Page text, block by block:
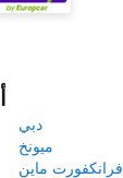
دبي
ميونخ
فرانكفورت ماين